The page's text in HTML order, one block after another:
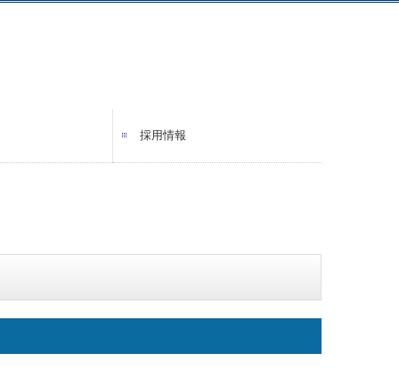
採用情報